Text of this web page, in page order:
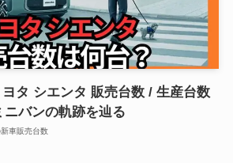
ヨタ シエンタ 販売台数 / 生産台数
バンの軌跡を辿る
新車販売台数